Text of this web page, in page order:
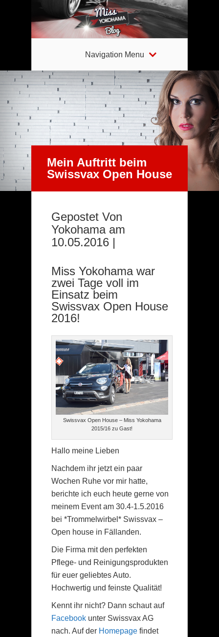
Navigation Menu
Mein Auftritt beim
Swissvax Open House
Gepostet Von
Yokohamaam
10.05.2016 |
Miss Yokohama war
zwei Tage voll im
Einsatz beim
Swissvax Open House
2016!
Swissvax Open House – Miss Yokohama
2015/16 zu Gast!
Hallo meine Lieben
Nachdem ihr jetzt ein paar
Wochen Ruhe vor mir hatte,
berichte ich euch heute gerne von
meinem Event am 30.4-1.5.2016
bei *Trommelwirbel* Swissvax –
Open house in Fällanden.
Die Firma mit den perfekten
Pflege- und Reinigungsprodukten
für euer geliebtes Auto.
Hochwertig und feinste Qualität!
Kennt ihr nicht? Dann schaut auf
Facebook unter Swissvax AG
nach. Auf der Homepage findet